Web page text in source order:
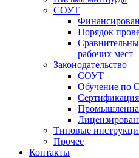
СОУТ
Порядок
рабочих мест
Законодательство
СОУТ
Обучение по
Сертификация
Типовые
Прочее
Контакты